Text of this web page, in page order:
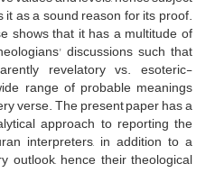
as a sound reason for its proof.
shows that it has a multitude of
discussions such that
revelatory vs. esoteric-
range of probable meanings
verse. The present paper has a
approach to reporting the
interpreters, in addition to a
outlook, hence their theological